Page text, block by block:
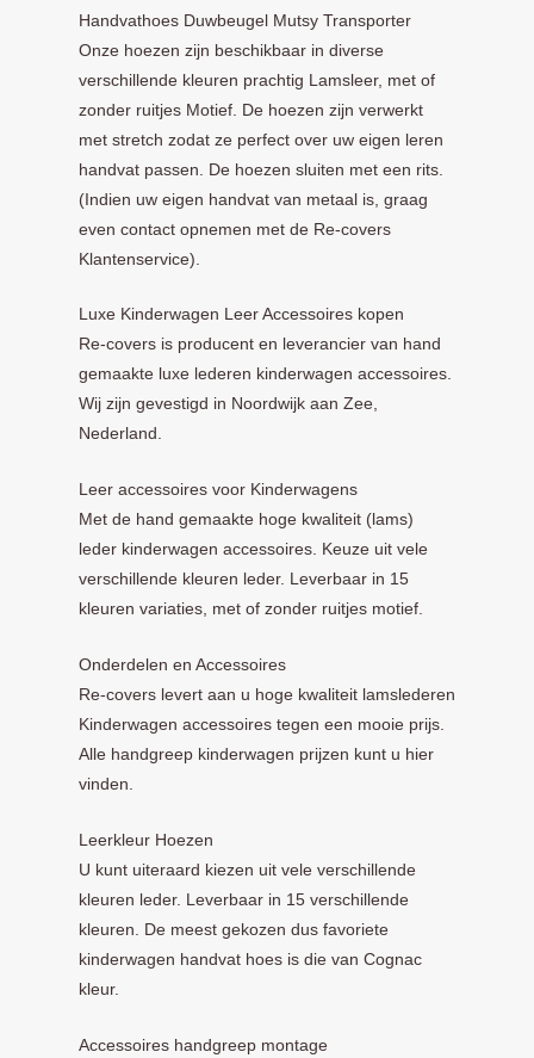
Handvathoes Duwbeugel Mutsy Transporter
Onze hoezen zijn beschikbaar in diverse
verschillende kleuren prachtig Lamsleer, met of
zonder ruitjes Motief. De hoezen zijn verwerkt
met stretch zodat ze perfect over uw eigen leren
handvat passen. De hoezen sluiten met een rits.
(Indien uw eigen handvat van metaal is, graag
even contact opnemen met de Re-covers
Klantenservice).
Luxe Kinderwagen Leer Accessoires kopen
Re-covers is producent en leverancier van hand
gemaakte luxe lederen kinderwagen accessoires.
Wij zijn gevestigd in Noordwijk aan Zee,
Nederland.
Leer accessoires voor Kinderwagens
Met de hand gemaakte hoge kwaliteit (lams)
leder kinderwagen accessoires. Keuze uit vele
verschillende kleuren leder. Leverbaar in 15
kleuren variaties, met of zonder ruitjes motief.
Onderdelen en Accessoires
Re-covers levert aan u hoge kwaliteit lamslederen
Kinderwagen accessoires tegen een mooie prijs.
Alle handgreep kinderwagen prijzen kunt u hier
vinden.
Leerkleur Hoezen
U kunt uiteraard kiezen uit vele verschillende
kleuren leder. Leverbaar in 15 verschillende
kleuren. De meest gekozen dus favoriete
kinderwagen handvat hoes is die van Cognac
kleur.
Accessoires handgreep montage